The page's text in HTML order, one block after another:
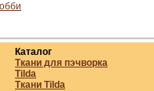
Каталог
Ткани для пэчворка
Tilda
Ткани Tilda